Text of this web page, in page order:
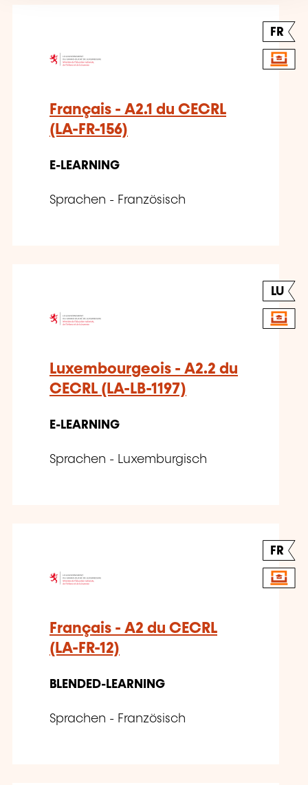
FR
Français - A2.1 du CECRL
(LA-FR-156)
E-LEARNING
Sprachen - Französisch
LU
Luxembourgeois - A2.2 du
CECRL (LA-LB-1197)
E-LEARNING
Sprachen - Luxemburgisch
FR
Français - A2 du CECRL
(LA-FR-12)
BLENDED-LEARNING
Sprachen - Französisch